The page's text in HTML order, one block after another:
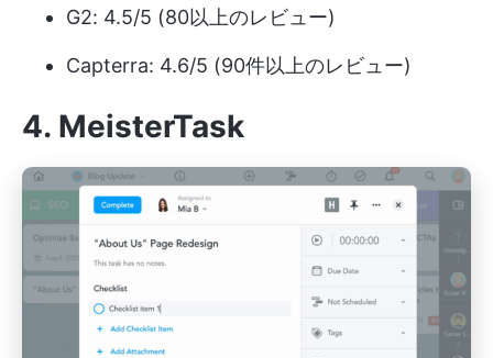
G2: 4.5/5 (80以上のレビュー)
Capterra: 4.6/5 (90件以上のレビュー)
4. MeisterTask